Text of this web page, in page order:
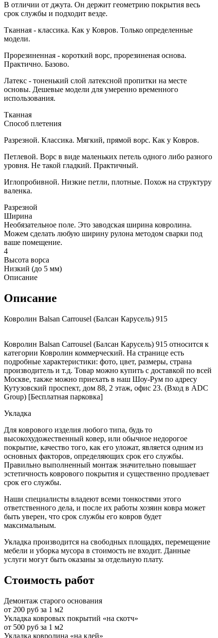
В отличии от джута. Он держит геометрию покрытия весь
срок службы и подходит везде.
Тканная - классика. Как у Ковров. Только определенные
модели.
Прорезиненная - короткий ворс, прорезиненая основа.
Практично. Базово.
Латекс - тоненький слой латексной пропитки на месте
основы. Дешевые модели для умеренно временного
использования.
Тканная
Способ плетения
Разрезной. Классика. Мягкий, прямой ворс. Как у Ковров.
Петлевой. Ворс в виде маленьких петель одного либо разного
уровня. Не такой гладкий. Практичный.
Иглопробивной. Низкие петли, плотные. Похож на структуру
валенка.
Разрезной
Ширина
Необязательное поле. Это заводская ширина ковролина.
Можем сделать любую ширину рулона методом сварки под
ваше помещение.
4
Высота ворса
Низкий (до 5 мм)
Описание
Описание
Ковролин Balsan Carrousel (Балсан Карусель) 915
Ковролин Balsan Carrousel (Балсан Карусель) 915 относится к
категории Ковролин коммерческий. На странице есть
подробные характеристики: фото, цвет, размеры, страна
производитель и т.д. Товар можно купить с доставкой по всей
Москве, также можно приехать в наш Шоу-Рум по адресу
Кутузовский проспект, дом 88, 2 этаж, офис 23. (Вход в ADC
Group) [Бесплатная парковка]
Укладка
Для коврового изделия любого типа, будь то
высокохудожественный ковер, или обычное недорогое
покрытие, качество того, как его уложат, является одним из
основных факторов, определяющих срок его службы.
Правильно выполненный монтаж значительно повышает
эстетичность коврового покрытия и существенно продлевает
срок его службы.
Наши специалисты владеют всеми тонкостями этого
ответственного дела, и после их работы хозяин ковра может
быть уверен, что срок службы его ковров будет
максимальным.
Укладка производится на свободных площадях, перемещение
мебели и уборка мусора в стоимость не входит. Данные
услуги могут быть оказаны за отдельную плату.
Стоимость работ
Демонтаж старого основания
от 200 руб за 1 м2
Укладка ковровых покрытий «на скотч»
от 500 руб за 1 м2
Укладка ковролина «на клей»